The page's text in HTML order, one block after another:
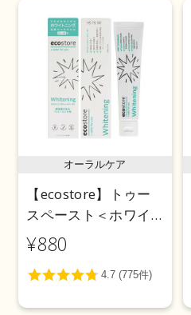
オーラルケア
【ecostore】トゥー
スペースト＜ホワイ
トニング＞ 100g
¥880